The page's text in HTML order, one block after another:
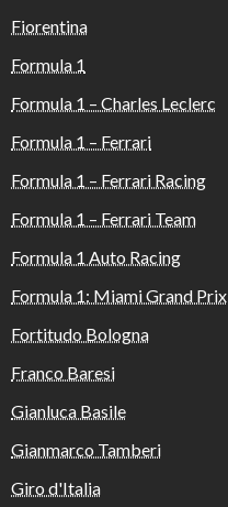
Fiorentina
Formula 1
Formula 1 – Charles Leclerc
Formula 1 – Ferrari
Formula 1 – Ferrari Racing
Formula 1 – Ferrari Team
Formula 1 Auto Racing
Formula 1: Miami Grand Prix
Fortitudo Bologna
Franco Baresi
Gianluca Basile
Gianmarco Tamberi
Giro d'Italia